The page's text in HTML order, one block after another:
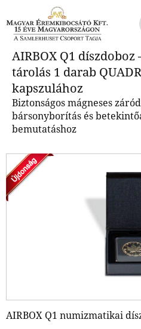
AIRBOX Q1 díszdoboz
tárolás 1 darab
kapszulához
Biztonságos mágneses
bársonyborítás és
bemutatáshoz
AIRBOX Q1 numizmatikai
AIRBOX Q1
tárolás 1